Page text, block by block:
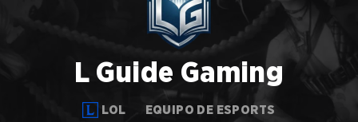
L Guide Gaming
LOL EQUIPO DE ESPORTS